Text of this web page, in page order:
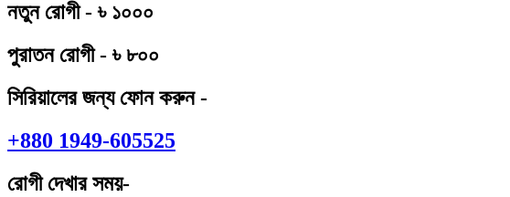
নতুন রোগী - ৳ ১০০০
পুরাতন রোগী - ৳ ৮০০
সিরিয়ালের জন্য ফোন করুন -
+880 1949-605525
রোগী দেখার সময়-